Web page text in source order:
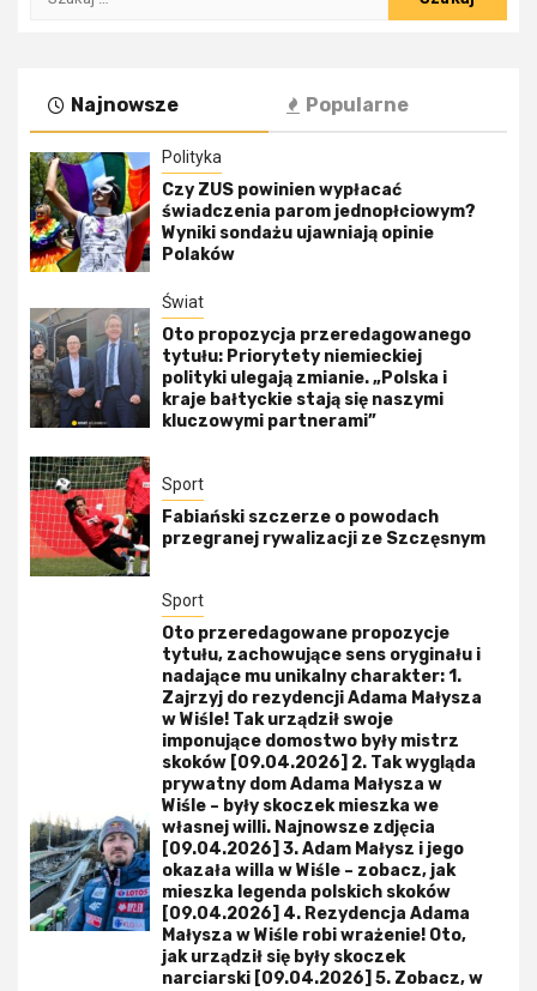
Najnowsze Popularne
Polityka
Czy ZUS powinien wypłacać
świadczenia parom jednopłciowym?
Wyniki sondażu ujawniają opinie
Polaków
Świat
Oto propozycja przeredagowanego
tytułu: Priorytety niemieckiej
polityki ulegają zmianie. „Polska i
kraje bałtyckie stają się naszymi
kluczowymi partnerami”
Sport
Fabiański szczerze o powodach
przegranej rywalizacji ze Szczęsnym
Sport
Oto przeredagowane propozycje
tytułu, zachowujące sens oryginału i
nadające mu unikalny charakter: 1.
Zajrzyj do rezydencji Adama Małysza
w Wiśle! Tak urządził swoje
imponujące domostwo były mistrz
skoków [09.04.2026] 2. Tak wygląda
prywatny dom Adama Małysza w
Wiśle – były skoczek mieszka we
własnej willi. Najnowsze zdjęcia
[09.04.2026] 3. Adam Małysz i jego
okazała willa w Wiśle – zobacz, jak
mieszka legenda polskich skoków
[09.04.2026] 4. Rezydencja Adama
Małysza w Wiśle robi wrażenie! Oto,
jak urządził się były skoczek
narciarski [09.04.2026] 5. Zobacz, w